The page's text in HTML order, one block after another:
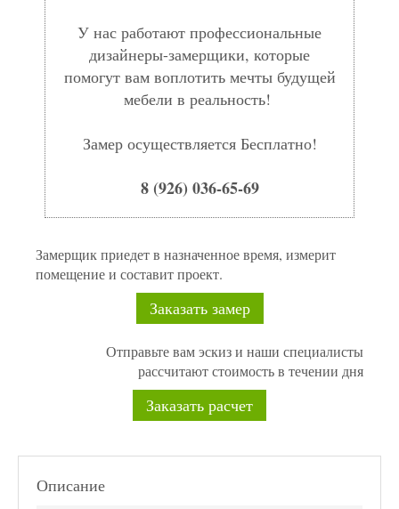
У нас работают профессиональные
дизайнеры-замерщики, которые
помогут вам воплотить мечты будущей
мебели в реальность!
Замер осуществляется Бесплатно!
8 (926) 036-65-69
Замерщик приедет в назначенное время, измерит
помещение и составит проект.
Заказать замер
Отправьте вам эскиз и наши специалисты
рассчитают стоимость в течении дня
Заказать расчет
Описание